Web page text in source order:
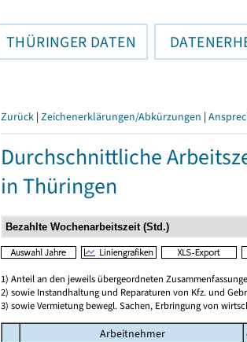
THÜRINGER DATEN
Zurück | Zeichenerklärungen/Abkürzungen |
Durchschnittliche
in Thüringen
1) Anteil an den jeweils übergeordneten
2) sowie Instandhaltung und Reparaturen von Kfz. und
3) sowie Vermietung bewegl. Sachen, Erbringung von
Arbeitnehmer